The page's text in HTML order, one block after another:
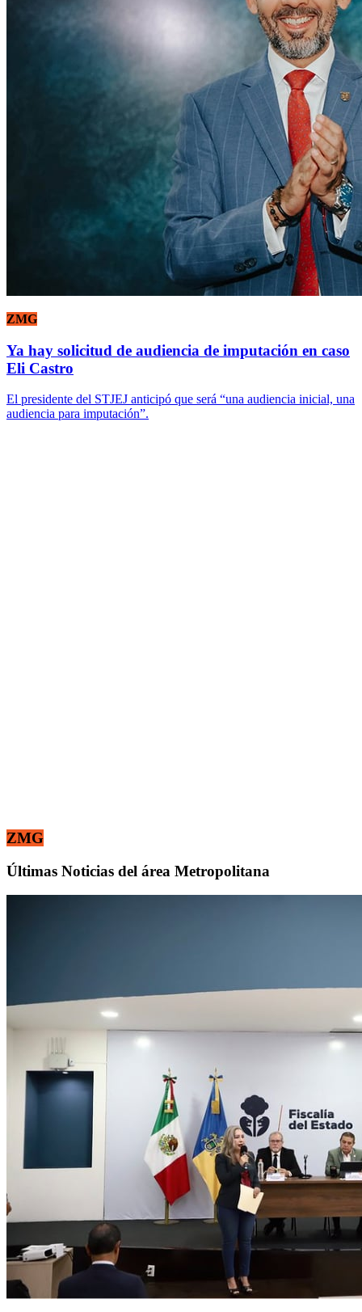
ZMG
Ya hay solicitud de audiencia de imputación en caso
Eli Castro
El presidente del STJEJ anticipó que será “una audiencia inicial, una
audiencia para imputación”.
ZMG
Últimas Noticias del área Metropolitana